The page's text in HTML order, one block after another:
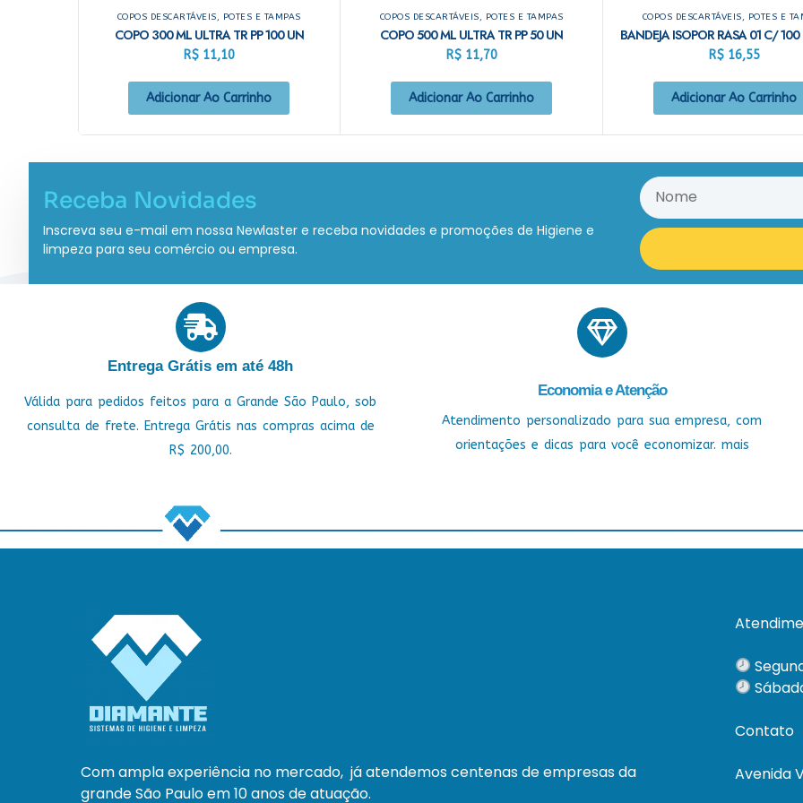
COPOS DESCARTÁVEIS, POTES E TAMPAS
COPO 300 ML ULTRA TR PP 100 UN
R$11,10
Adicionar Ao Carrinho
COPOS DESCARTÁVEIS, POTES E TAMPAS
COPO 500 ML ULTRA TR PP 50 UN
R$11,70
Adicionar Ao Carrinho
COPOS DESCARTÁVEIS, POTES E
R$16,55
Adicionar Ao Carrinho
Receba Novidades
Inscreva seu e-mail em nossa Newlaster e receba novidades e promoções de Higiene e
limpeza para seu comércio ou empresa.
Entrega Grátis em até 48h
Válida para pedidos feitos para a Grande São Paulo, sob
consulta de frete. Entrega Grátis nas compras acima de
R$ 200,00.
Economia e Atenção
Atendimento personalizado para sua empresa, com
orientações e dicas para você economizar. mais
Com ampla experiência no mercado, já atendemos centenas de empresas da
grande São Paulo em 10 anos de atuação.
Contato
Avenida